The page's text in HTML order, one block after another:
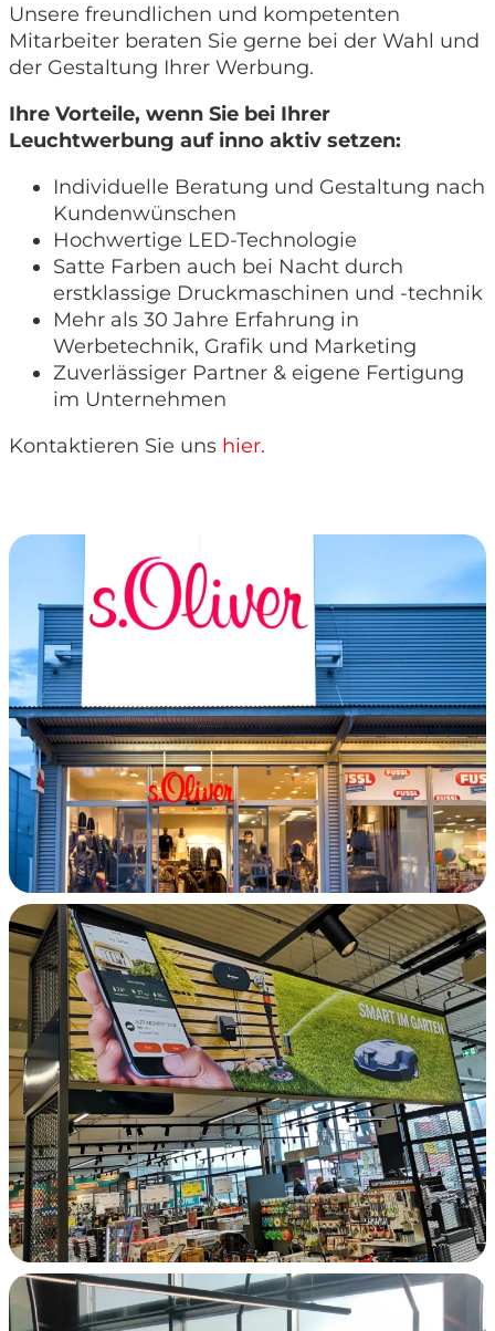
Unsere freundlichen und kompetenten
Mitarbeiter beraten Sie gerne bei der Wahl und
der Gestaltung Ihrer Werbung.
Ihre Vorteile, wenn Sie bei Ihrer
Leuchtwerbung auf inno aktiv setzen:
Individuelle Beratung und Gestaltung nach
Kundenwünschen
Hochwertige LED-Technologie
Satte Farben auch bei Nacht durch
erstklassige Druckmaschinen und -technik
Mehr als 30 Jahre Erfahrung in
Werbetechnik, Grafik und Marketing
Zuverlässiger Partner & eigene Fertigung
im Unternehmen
Kontaktieren Sie uns hier.